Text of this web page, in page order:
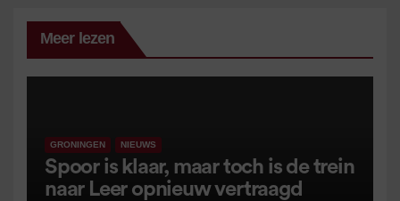
Meer lezen
GRONINGEN NIEUWS
Spoor is klaar, maar toch is de trein
naar Leer opnieuw vertraagd